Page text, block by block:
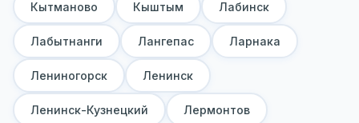
Кытманово Кыштым Лабинск
Лабытнанги Лангепас Ларнака
Лениногорск Ленинск
Ленинск-Кузнецкий Лермонтов